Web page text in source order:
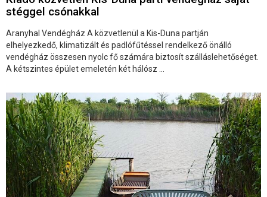
stéggel csónakkal
Aranyhal Vendégház A közvetlenül a Kis-Duna partján
elhelyezkedő, klimatizált és padlófűtéssel rendelkező önálló
vendégház összesen nyolc fő számára biztosít szálláslehetőséget.
A kétszintes épület emeletén két hálósz ...